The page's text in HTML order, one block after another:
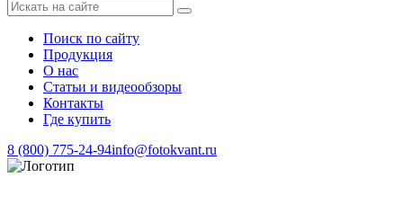
Поиск по сайту
Продукция
О нас
Статьи и видеообзоры
Контакты
Где купить
8 (800) 775-24-94info@fotokvant.ru